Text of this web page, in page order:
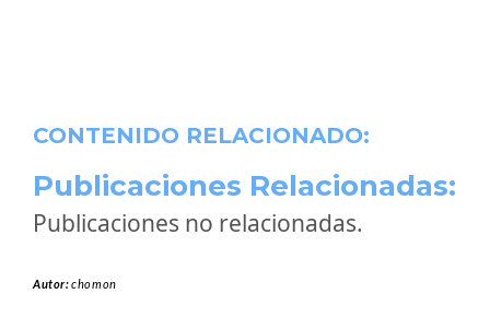
CONTENIDO RELACIONADO:
Publicaciones Relacionadas:
Publicaciones no relacionadas.
Autor:chomon